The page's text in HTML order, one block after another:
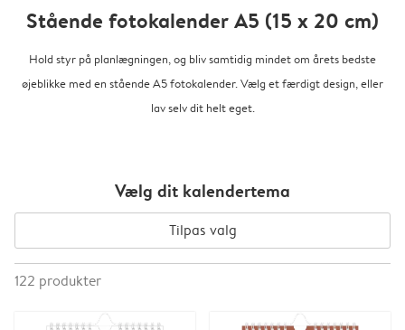
Stående fotokalender A5 (15 x 20 cm)
Hold styr på planlægningen, og bliv samtidig mindet om årets bedste
øjeblikke med en stående A5 fotokalender. Vælg et færdigt design, eller
lav selv dit helt eget.
Vælg dit kalendertema
Tilpas valg
122 produkter